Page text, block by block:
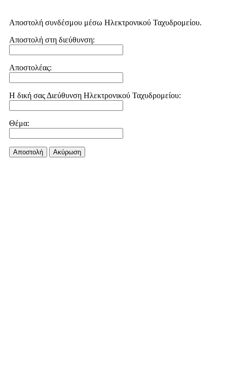
Αποστολή συνδέσμου μέσω Ηλεκτρονικού Ταχυδρομείου.
Αποστολή στη διεύθυνση:
Αποστολέας:
Η δική σας Διεύθυνση Ηλεκτρονικού Ταχυδρομείου:
Θέμα:
Αποστολή Aκύρωση